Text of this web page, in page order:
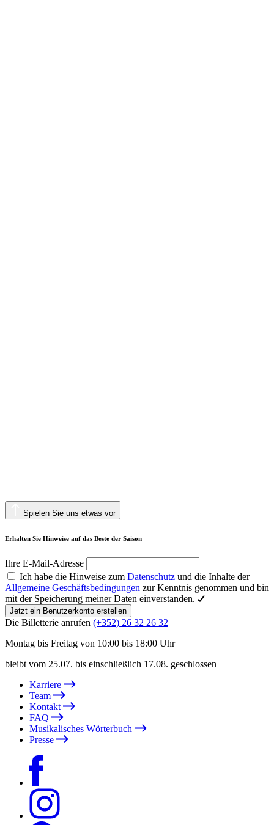
Spielen Sie uns etwas vor
Erhalten Sie Hinweise auf das Beste der Saison
Ihre E-Mail-Adresse
Ich habe die Hinweise zum Datenschutz und die Inhalte der
Allgemeine Geschäftsbedingungen zur Kenntnis genommen und bin
mit der Speicherung meiner Daten einverstanden.
Jetzt ein Benutzerkonto erstellen
Die Billetterie anrufen (+352) 26 32 26 32
Montag bis Freitag von 10:00 bis 18:00 Uhr
bleibt vom 25.07. bis einschließlich 17.08. geschlossen
Karriere
Team
Kontakt
FAQ
Musikalisches Wörterbuch
Presse